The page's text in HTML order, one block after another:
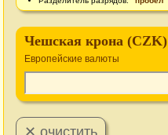
Чешская крона (CZK)
Европейские валюты